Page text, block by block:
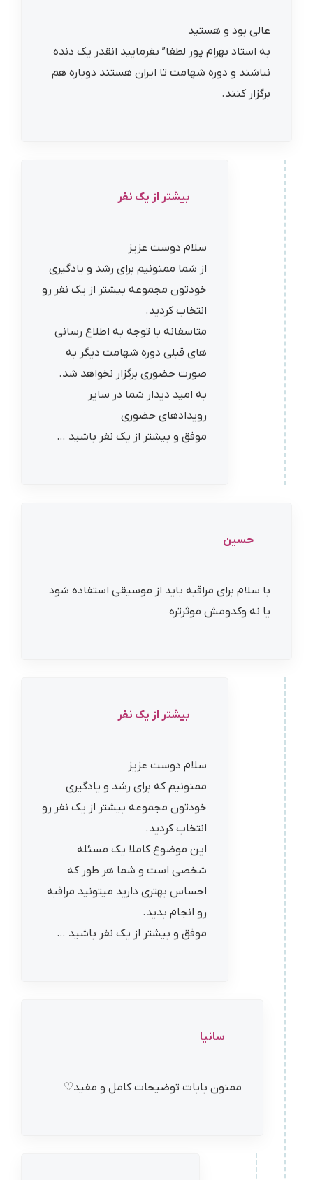
عالی بود و هستید
به استاد بهرام پور لطفا” بفرمایید انقدر یک دنده
نباشند و دوره شهامت تا ایران هستند دوباره هم
برگزار کنند.
بیشتر از یک نفر
سلام دوست عزیز
از شما ممنونیم برای رشد و یادگیری
خودتون مجموعه بیشتر از یک نفر رو
انتخاب کردید.
متاسفانه با توجه به اطلاع رسانی
های قبلی دوره شهامت دیگر به
صورت حضوری برگزار نخواهد شد.
به امید دیدار شما در سایر
رویدادهای حضوری
موفق و بیشتر از یک نفر باشید …
حسین
با سلام برای مراقبه باید از موسیقی استفاده شود
یا نه وکدومش موثرتره
بیشتر از یک نفر
سلام دوست عزیز
ممنونیم که برای رشد و یادگیری
خودتون مجموعه بیشتر از یک نفر رو
انتخاب کردید.
این موضوع کاملا یک مسئله
شخصی است و شما هر طور که
احساس بهتری دارید میتونید مراقبه
رو انجام بدید.
موفق و بیشتر از یک نفر باشید …
سانیا
ممنون بابات توضیحات کامل و مفید♡